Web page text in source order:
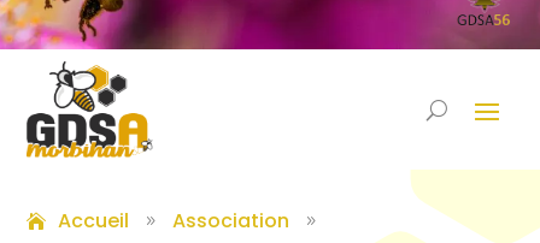
Accueil 9 Association 9